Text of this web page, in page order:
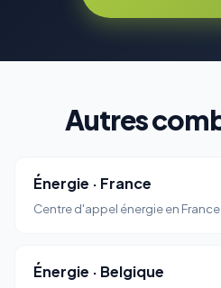
Autres
Énergie · France
Centre d'appel énergie en France
Énergie · Belgique